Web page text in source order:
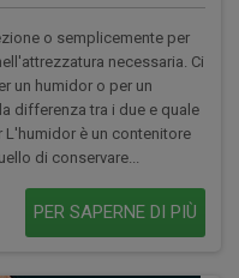
o semplicemente per
necessaria. Ci
un humidor o per un
differenza tra i due e quale
è un contenitore
di conservare...
PER SAPERNE DI PIÙ